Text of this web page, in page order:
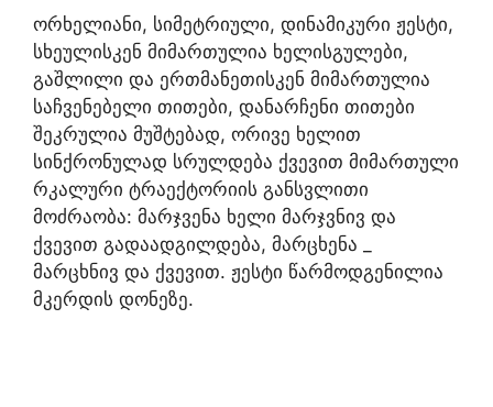
ორხელიანი, სიმეტრიული, დინამიკური ჟესტი,
სხეულისკენ მიმართულია ხელისგულები,
გაშლილი და ერთმანეთისკენ მიმართულია
საჩვენებელი თითები, დანარჩენი თითები
შეკრულია მუშტებად, ორივე ხელით
სინქრონულად სრულდება ქვევით მიმართული
რკალური ტრაექტორიის განსვლითი
მოძრაობა: მარჯვენა ხელი მარჯვნივ და
ქვევით გადაადგილდება, მარცხენა _
მარცხნივ და ქვევით. ჟესტი წარმოდგენილია
მკერდის დონეზე.